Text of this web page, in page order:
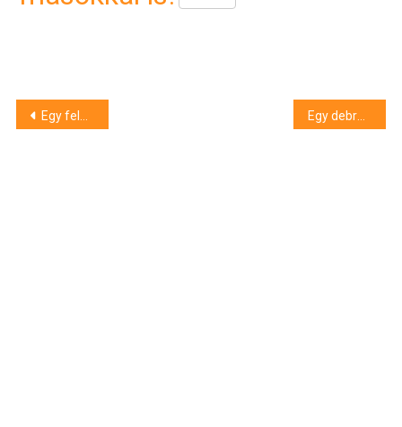
Bejegyzés
Egy felmérés szerint a magyarok 36 százaléka tervez külföldi nyaralást az idén